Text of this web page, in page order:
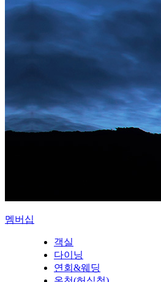
멤버십
객실
다이닝
연회&웨딩